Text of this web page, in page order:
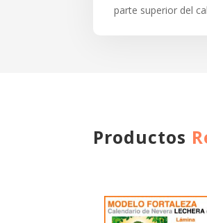
parte superior del
Productos